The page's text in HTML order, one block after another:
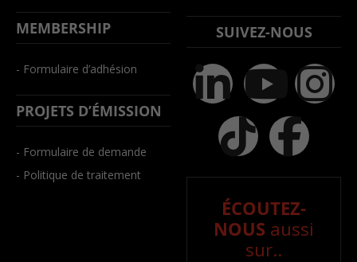
MEMBERSHIP
- Formulaire d’adhésion
PROJETS D’ÉMISSION
- Formulaire de demande
- Politique de traitement
SUIVEZ-NOUS
ÉCOUTEZ-
NOUS aussi
sur..